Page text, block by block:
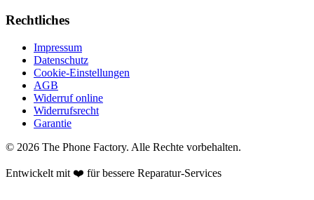
Rechtliches
Impressum
Datenschutz
Cookie-Einstellungen
AGB
Widerruf online
Widerrufsrecht
Garantie
© 2026 The Phone Factory. Alle Rechte vorbehalten.
Entwickelt mit ❤️ für bessere Reparatur-Services